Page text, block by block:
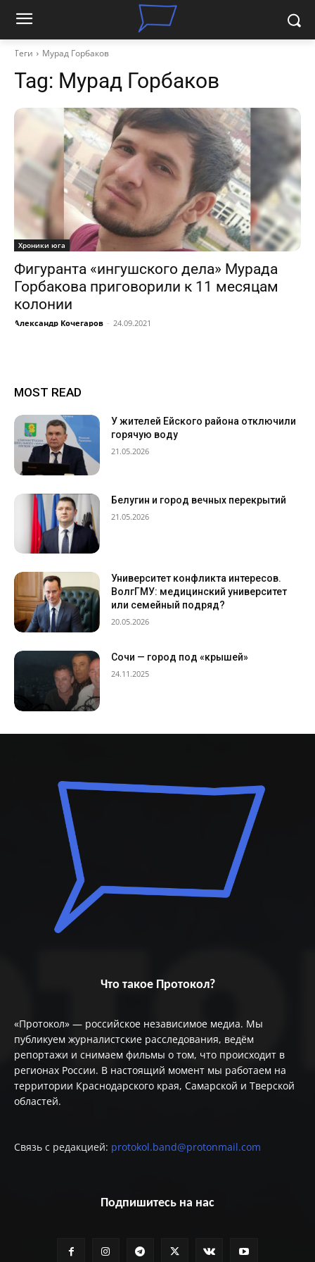
Теги Мурад Горбаков
Tag: Мурад Горбаков
Хроники юга
Фигуранта «ингушского дела» Мурада
Горбакова приговорили к 11 месяцам
колонии
Александр Кочегаров - 24.09.2021
MOST READ
У жителей Ейского района отключили
горячую воду
21.05.2026
Белугин и город вечных перекрытий
21.05.2026
Университет конфликта интересов.
ВолгГМУ: медицинский университет
или семейный подряд?
20.05.2026
Сочи — город под «крышей»
24.11.2025
Что такое Протокол?
«Протокол» — российское независимое медиа. Мы
публикуем журналистские расследования, ведём
репортажи и снимаем фильмы о том, что происходит в
регионах России. В настоящий момент мы работаем на
территории Краснодарского края, Самарской и Тверской
областей.
Связь с редакцией: protokol.band@protonmail.com
Подпишитесь на нас